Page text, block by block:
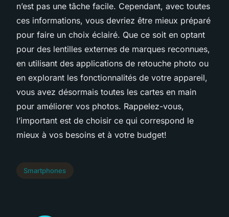
n’est pas une tâche facile. Cependant, avec toutes
ces informations, vous devriez être mieux préparé
pour faire un choix éclairé. Que ce soit en optant
pour des lentilles externes de marques reconnues,
en utilisant des applications de retouche photo ou
en explorant les fonctionnalités de votre appareil,
vous avez désormais toutes les cartes en main
pour améliorer vos photos. Rappelez-vous,
l’important est de choisir ce qui correspond le
mieux à vos besoins et à votre budget!
Smartphones